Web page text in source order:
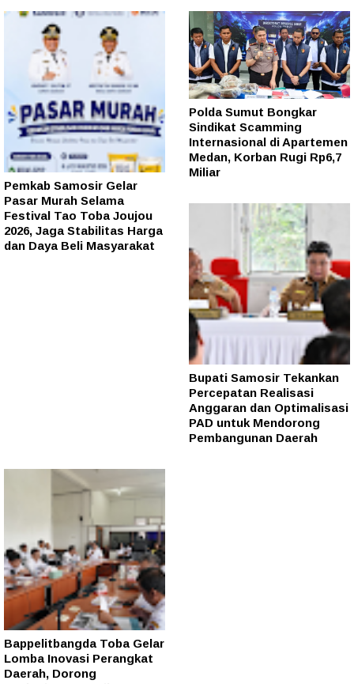
Pemkab Samosir Gelar
Pasar Murah Selama
Festival Tao Toba Joujou
2026, Jaga Stabilitas Harga
dan Daya Beli Masyarakat
Polda Sumut Bongkar
Sindikat Scamming
Internasional di Apartemen
Medan, Korban Rugi Rp6,7
Miliar
Bupati Samosir Tekankan
Percepatan Realisasi
Anggaran dan Optimalisasi
PAD untuk Mendorong
Pembangunan Daerah
Bappelitbangda Toba Gelar
Lomba Inovasi Perangkat
Daerah, Dorong